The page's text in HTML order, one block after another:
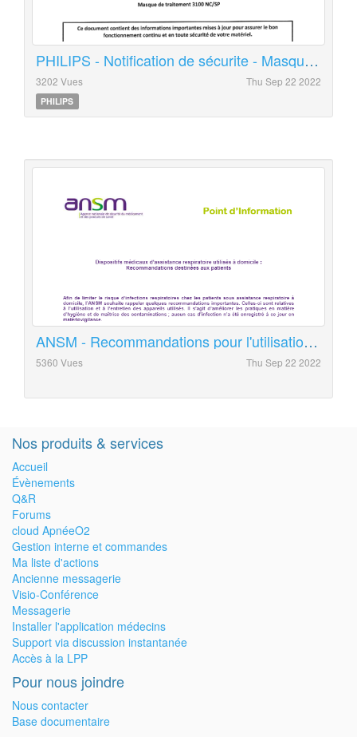
PHILIPS - Notification de sécurite - Masques avec attaches aimantées
3202 Vues Thu Sep 22 2022
PHILIPS
ANSM - Recommandations pour l'utilisation d'un système d'humidification
5360 Vues Thu Sep 22 2022
Nos produits & services
Accueil
Évènements
Q&R
Forums
cloud ApnéeO2
Gestion interne et commandes
Ma liste d'actions
Ancienne messagerie
Visio-Conférence
Messagerie
Installer l'application médecins
Support via discussion instantanée
Accès à la LPP
Pour nous joindre
Nous contacter
Base documentaire